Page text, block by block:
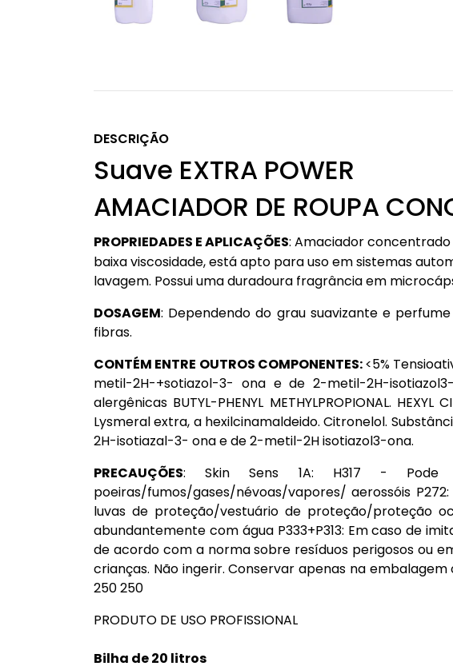
DESCRIÇÃO
Suave EXTRA POWER
AMACIADOR DE ROUPA
PROPRIEDADES E APLICAÇÕES: Amaciador
baixa viscosidade, está apto para uso em sistemas
lavagem. Possui uma duradoura fragrância em
DOSAGEM: Dependendo do grau suavizante e
fibras.
CONTÉM ENTRE OUTROS COMPONENTES:<5%
metil-2H-+sotiazol-3- ona e de 2-metil-2H-isotiazol3-
alergênicas BUTYL-PHENYL METHYLPROPIONAL.
Lysmeral extra, a hexilcinamaldeido. Citronelol.
2H-isotiazal-3- ona e de 2-metil-2H isotiazol3-ona.
PRECAUÇÕES: Skin Sens 1A: H317 - Pode
poeiras/fumos/gases/névoas/vapores/ aerossóis
luvas de proteção/vestuário de proteção/proteção
abundantemente com água P333+P313: Em caso de
de acordo com a norma sobre resíduos perigosos ou
crianças. Não ingerir. Conservar apenas na
250 250
PRODUTO DE USO PROFISSIONAL
Bilha de 20 litros